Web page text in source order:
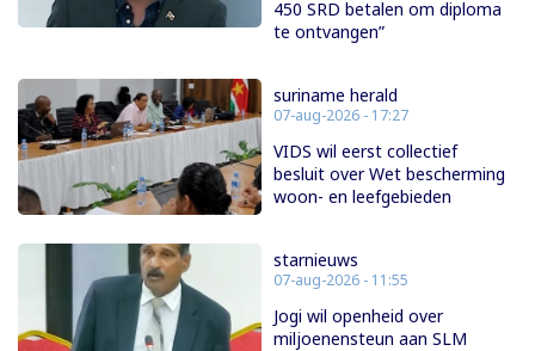
450 SRD betalen om diploma
te ontvangen”
suriname herald
07-aug-2026 - 17:27
VIDS wil eerst collectief
besluit over Wet bescherming
woon- en leefgebieden
starnieuws
07-aug-2026 - 11:55
Jogi wil openheid over
miljoenensteun aan SLM